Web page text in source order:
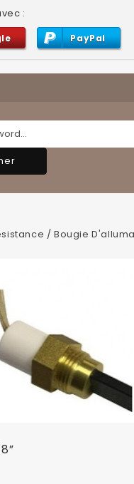
:
PayPal
/ Bougie